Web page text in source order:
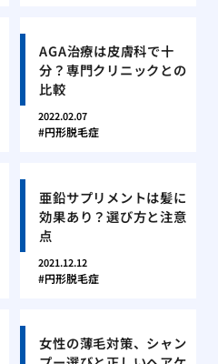
AGA治療は皮膚科で十
分？専門クリニックとの
比較
2022.02.07
円形脱毛症
亜鉛サプリメントは髪に
効果あり？選び方と注意
点
2021.12.12
円形脱毛症
女性の薄毛対策、シャン